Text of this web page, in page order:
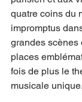
quatre coins du
impromptus
grandes scènes
places
fois de plus le
musicale unique.